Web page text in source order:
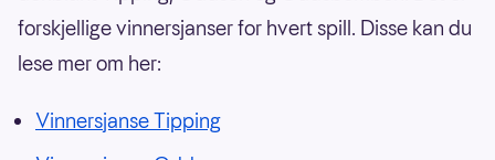
forskjellige vinnersjanser for hvert spill. Disse kan du
lese mer om her:
Vinnersjanse Tipping